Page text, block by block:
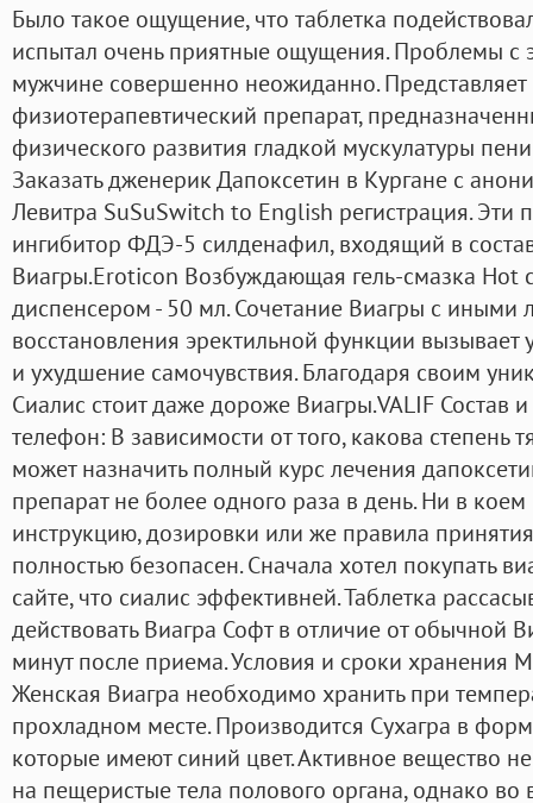
Было такое ощущение, что таблетка
испытал очень приятные ощущения. Проблемы с
мужчине совершенно неожиданно.
физиотерапевтический препарат,
физического развития гладкой мускулатуры
Заказать дженерик Дапоксетин в Кургане с
Левитра SuSuSwitch to English регистрация. Эти
ингибитор ФДЭ-5 силденафил, входящий в
Виагры.Eroticon Возбуждающая гель-смазка
диспенсером - 50 мл. Сочетание Виагры с иными
восстановления эректильной функции
и ухудшение самочувствия. Благодаря своим
Сиалис стоит даже дороже Виагры.VALIF Состав
телефон: В зависимости от того, какова степень
может назначить полный курс лечения
препарат не более одного раза в день. Ни в коем
инструкцию, дозировки или же правила
полностью безопасен. Сначала хотел покупать
сайте, что сиалис эффективней. Таблетка
действовать Виагра Софт в отличие от обычной
минут после приема. Условия и сроки хранения
Женская Виагра необходимо хранить при
прохладном месте. Производится Сухагра в
которые имеют синий цвет. Активное вещество
на пещеристые тела полового органа, однако во